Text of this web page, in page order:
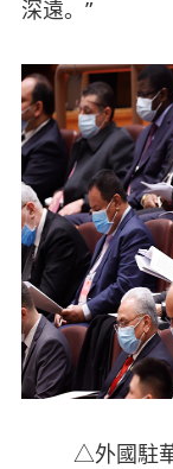
深遠。”
△外國駐華